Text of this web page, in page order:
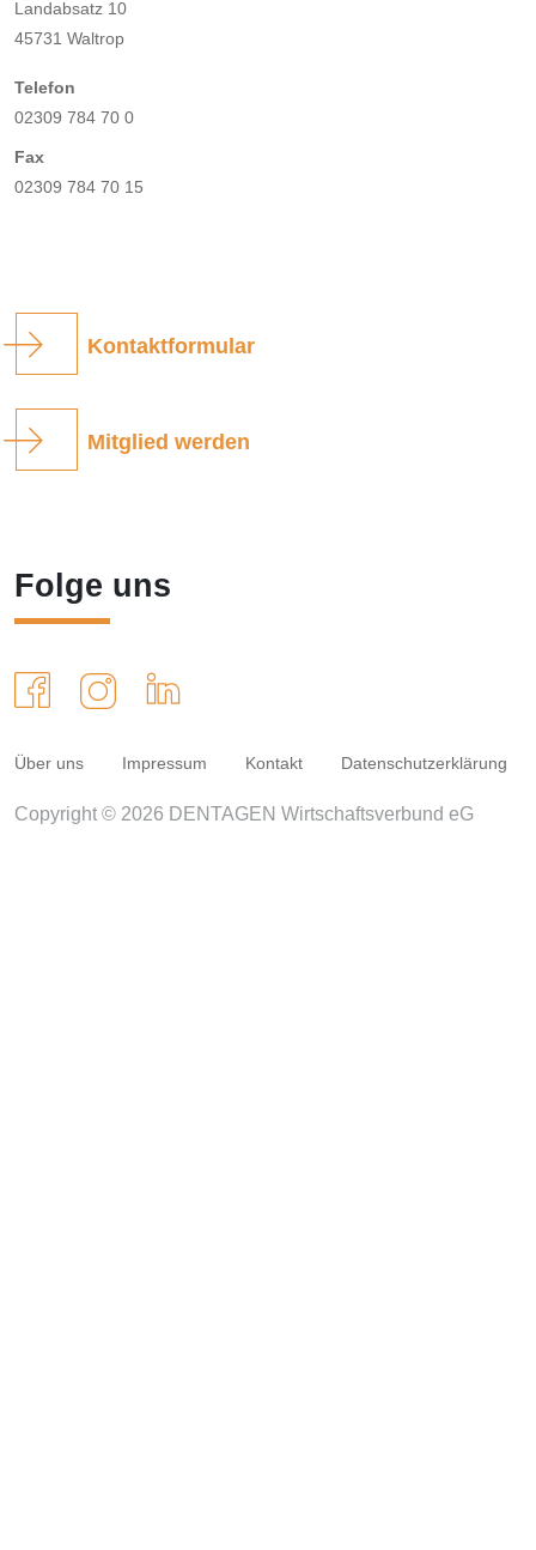
Landabsatz 10
45731 Waltrop
Telefon
02309 784 70 0
Fax
02309 784 70 15
Kontaktformular
Mitglied werden
Folge uns
Über uns Impressum Kontakt Datenschutzerklärung
Copyright © 2026 DENTAGEN Wirtschaftsverbund eG